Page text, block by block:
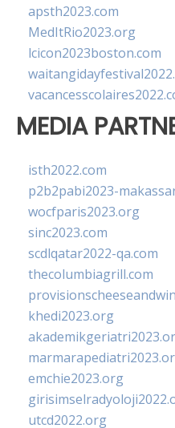
apsth2023.com
MedItRio2023.org
lcicon2023boston.com
MEDIA
isth2022.com
p2b2pabi2023-
wocfparis2023.org
sinc2023.com
scdlqatar2022-qa.com
thecolumbiagrill.com
khedi2023.org
emchie2023.org
utcd2022.org